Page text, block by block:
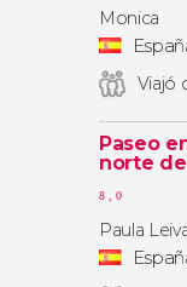
Monica
Viajó
Paseo
norte
8,0
Paula